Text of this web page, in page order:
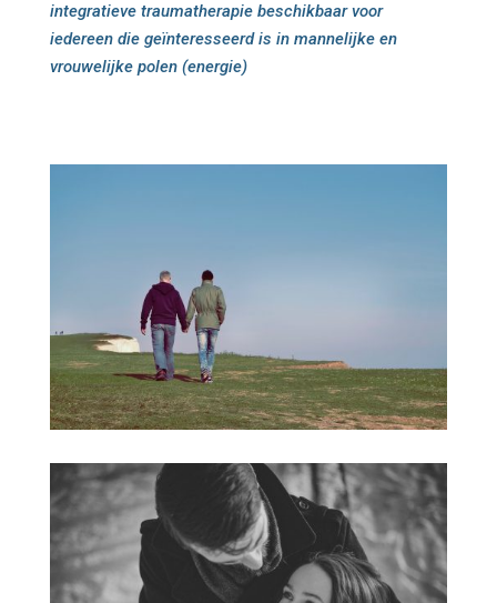
integratieve traumatherapie beschikbaar voor
iedereen die geïnteresseerd is in mannelijke en
vrouwelijke polen (energie)